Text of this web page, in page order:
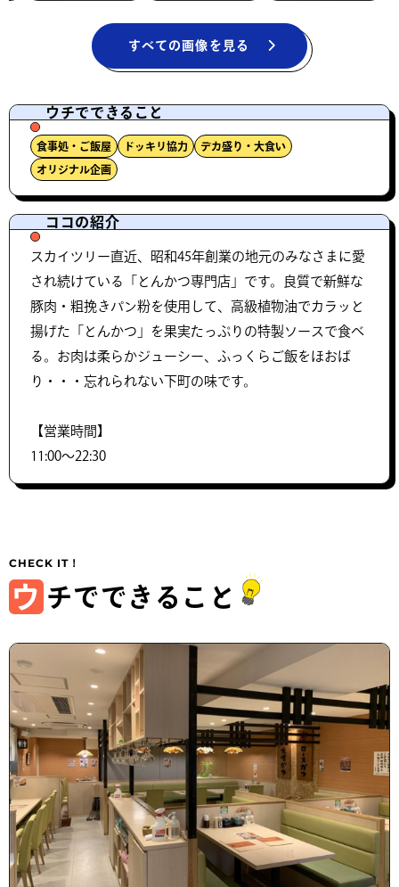
すべての画像を見る
ウチでできること
食事処・ご飯屋 ドッキリ協力 デカ盛り・大食い
オリジナル企画
ココの紹介
スカイツリー直近、昭和45年創業の地元のみなさまに愛
され続けている「とんかつ専門店」です。良質で新鮮な
豚肉・粗挽きパン粉を使用して、高級植物油でカラッと
揚げた「とんかつ」を果実たっぷりの特製ソースで食べ
る。お肉は柔らかジューシー、ふっくらご飯をほおば
り・・・忘れられない下町の味です。
【営業時間】
11:00～22:30
ウ チでできること